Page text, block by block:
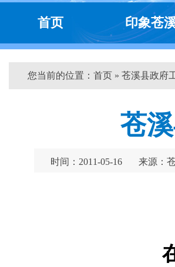
首页 印象苍
您当前的位置： 首页 » 苍溪县政府
苍
时间：2011-05-16 来源：